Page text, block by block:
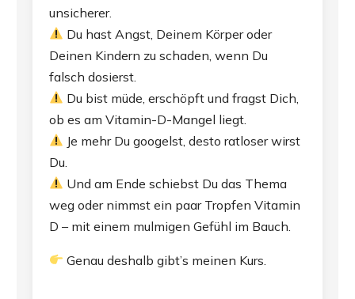
unsicherer.
Du hast Angst, Deinem Körper oder
Deinen Kindern zu schaden, wenn Du
falsch dosierst.
Du bist müde, erschöpft und fragst Dich,
ob es am Vitamin-D-Mangel liegt.
Je mehr Du googelst, desto ratloser wirst
Du.
Und am Ende schiebst Du das Thema
weg oder nimmst ein paar Tropfen Vitamin
D – mit einem mulmigen Gefühl im Bauch.
Genau deshalb gibt’s meinen Kurs.